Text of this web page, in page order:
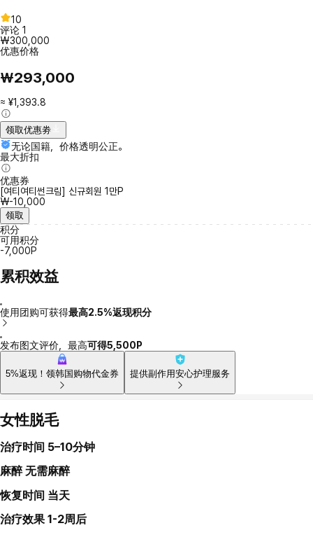
10
评论 1
₩300,000
优惠价格
₩293,000
≈ ¥1,393.8
领取优惠劵
无论国籍，价格透明公正。
最大折扣
优惠券
[여티여티썬크림] 신규회원 1만P
₩-10,000
领取
积分
可用积分
-7,000P
累积效益
使用团购可获得最高2.5%返现积分
发布图文评价，最高可得5,500P
5%返现！领韩国购物代金券 提供副作用安心护理服务
女性脱毛
治疗时间 5–10分钟
麻醉 无需麻醉
恢复时间 当天
治疗效果 1-2周后